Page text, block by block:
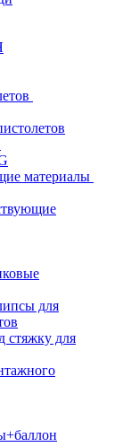
материалы
для
стяжку для